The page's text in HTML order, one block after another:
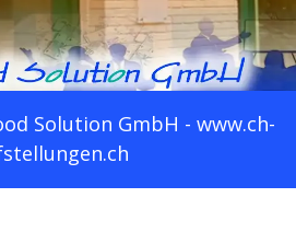
Solution GmbH - www.ch-